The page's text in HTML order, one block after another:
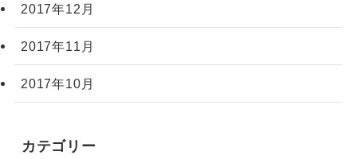
2017年12月
2017年11月
2017年10月
カテゴリー